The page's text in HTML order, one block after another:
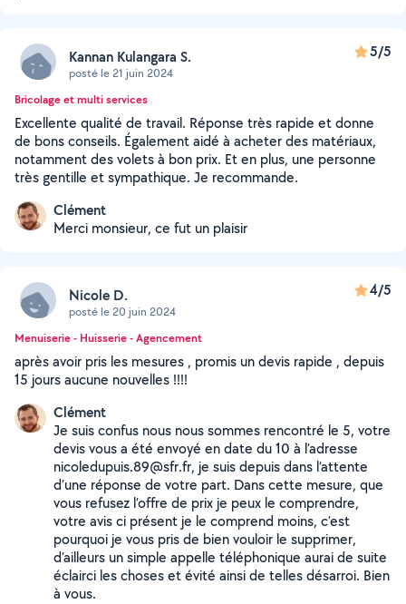
Kannan Kulangara S.
posté le 21 juin 2024
5/5
Bricolage et multi services
Excellente qualité de travail. Réponse très rapide et donne
de bons conseils. Également aidé à acheter des matériaux,
notamment des volets à bon prix. Et en plus, une personne
très gentille et sympathique. Je recommande.
Clément
Merci monsieur, ce fut un plaisir
Nicole D.
posté le 20 juin 2024
4/5
Menuiserie - Huisserie - Agencement
après avoir pris les mesures , promis un devis rapide , depuis
15 jours aucune nouvelles !!!!
Clément
Je suis confus nous nous sommes rencontré le 5, votre
devis vous a été envoyé en date du 10 à l’adresse
nicoledupuis.89@sfr.fr, je suis depuis dans l’attente
d’une réponse de votre part. Dans cette mesure, que
vous refusez l’offre de prix je peux le comprendre,
votre avis ci présent je le comprend moins, c’est
pourquoi je vous pris de bien vouloir le supprimer,
d’ailleurs un simple appelle téléphonique aurai de suite
éclairci les choses et évité ainsi de telles désarroi. Bien
à vous.